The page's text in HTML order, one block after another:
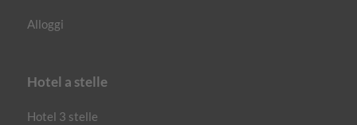
Alloggi
Hotel a stelle
Hotel 3 stelle